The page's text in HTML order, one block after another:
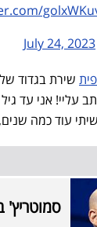
July 24, 2023
עוד כמה
סמוטריץ'